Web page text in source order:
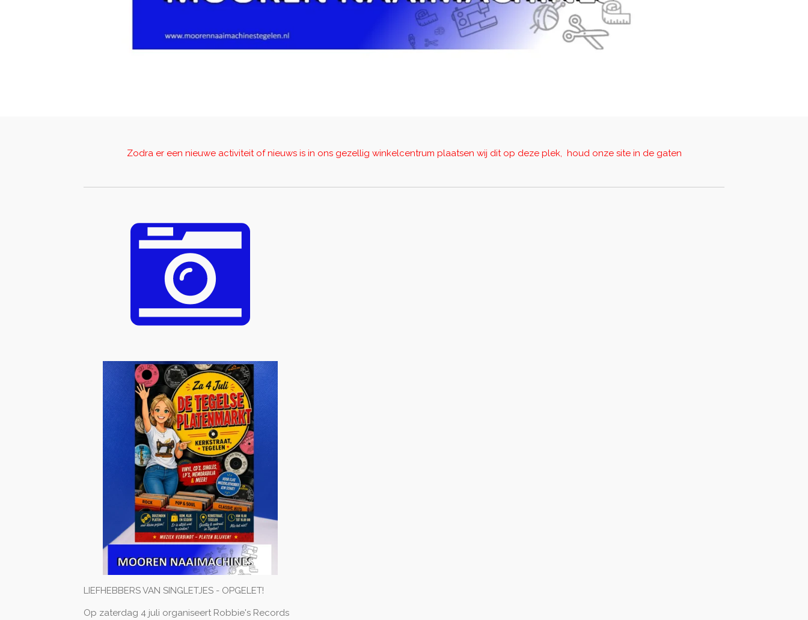
Zodra er een nieuwe activiteit of nieuws is in ons gezellig winkelcentrum plaatsen wij dit op deze plek, houd onze site in de gaten
LIEFHEBBERS VAN SINGLETJES - OPGELET!
Op zaterdag 4 juli organiseert Robbie's Records